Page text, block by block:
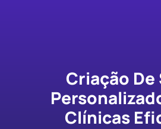
Criação De
Clínicas